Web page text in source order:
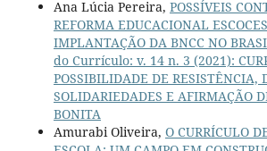
Ana Lúcia Pereira, POSSÍVEIS
REFORMA EDUCACIONAL
IMPLANTAÇÃO DA BNCC NO
do Currículo: v. 14 n. 3 (2021):
POSSIBILIDADE DE RESISTÊNCIA,
SOLIDARIEDADES E AFIRMAÇÃO
BONITA
Amurabi Oliveira, O CURRÍCULO